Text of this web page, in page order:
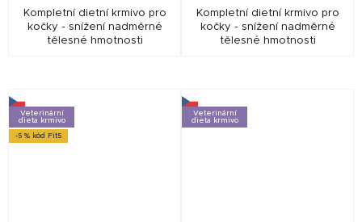
Kompletní dietní krmivo pro
kočky - snížení nadměrné
tělesné hmotnosti
Kompletní dietní krmivo pro
kočky - snížení nadměrné
tělesné hmotnosti
Veterinární
dieta krmivo
-5 % kód Fit5
Veterinární
dieta krmivo